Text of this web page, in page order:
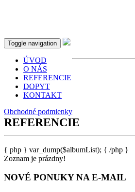
Toggle navigation
ÚVOD
O NÁS
REFERENCIE
DOPYT
KONTAKT
Obchodné podmienky
REFERENCIE
{ php } var_dump($albumList); { /php }
Zoznam je prázdny!
NOVÉ PONUKYNA E-MAIL